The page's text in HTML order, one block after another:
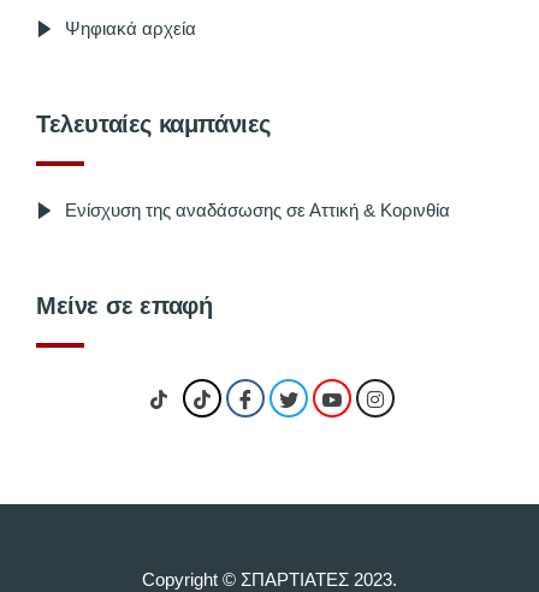
Ψηφιακά αρχεία
Τελευταίες καμπάνιες
Ενίσχυση της αναδάσωσης σε Αττική & Κορινθία
Μείνε σε επαφή
Copyright © ΣΠΑΡΤΙΑΤΕΣ 2023.